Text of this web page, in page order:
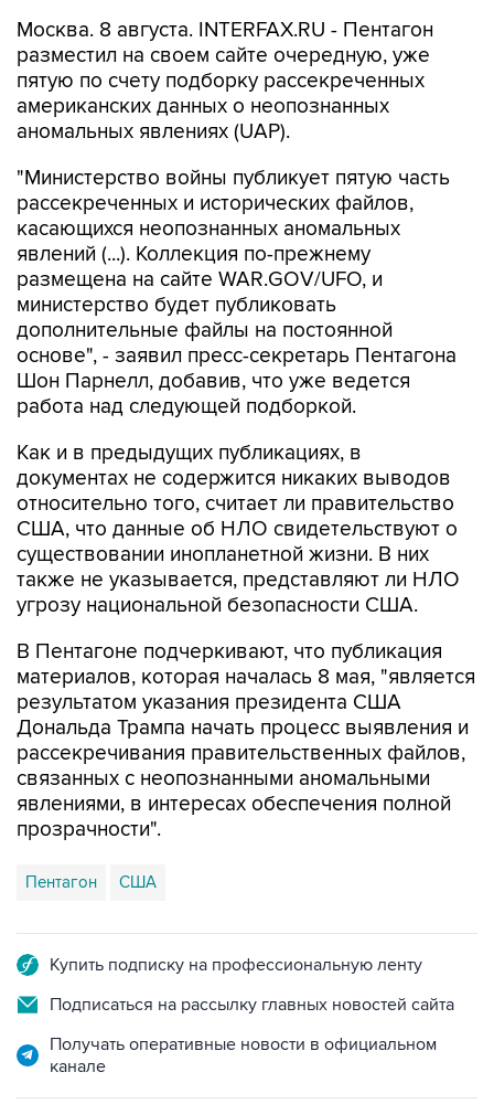
Москва. 8 августа. INTERFAX.RU - Пентагон
разместил на своем сайте очередную, уже
пятую по счету подборку рассекреченных
американских данных о неопознанных
аномальных явлениях (UAP).
"Министерство войны публикует пятую часть
рассекреченных и исторических файлов,
касающихся неопознанных аномальных
явлений (...). Коллекция по-прежнему
размещена на сайте WAR.GOV/UFO, и
министерство будет публиковать
дополнительные файлы на постоянной
основе", - заявил пресс-секретарь Пентагона
Шон Парнелл, добавив, что уже ведется
работа над следующей подборкой.
Как и в предыдущих публикациях, в
документах не содержится никаких выводов
относительно того, считает ли правительство
США, что данные об НЛО свидетельствуют о
существовании инопланетной жизни. В них
также не указывается, представляют ли НЛО
угрозу национальной безопасности США.
В Пентагоне подчеркивают, что публикация
материалов, которая началась 8 мая, "является
результатом указания президента США
Дональда Трампа начать процесс выявления и
рассекречивания правительственных файлов,
связанных с неопознанными аномальными
явлениями, в интересах обеспечения полной
прозрачности".
Пентагон США
Купить подписку на профессиональную ленту
Подписаться на рассылку главных новостей сайта
Получать оперативные новости в официальном
канале